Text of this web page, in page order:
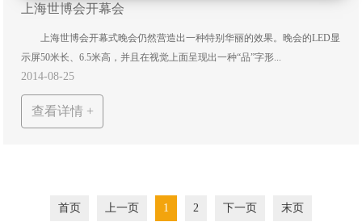
上海世博会开幕会
上海世博会开幕式晚会仍然营造出一种特别华丽的效果。晚会的LED显
示屏50米长、6.5米高，并且在视觉上面呈现出一种“品”字形...
2014-08-25
查看详情 +
首页 上一页 1 2 下一页 末页